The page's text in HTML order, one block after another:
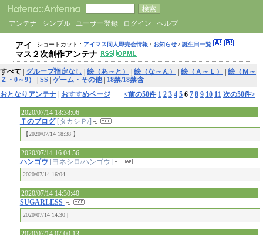
アンテナ シンプル ユーザー登録 ログイン ヘルプ
ショートカット : アイマス同人即売会情報 / お知らせ / 誕生日一覧
アイ
マス２次創作アンテナ
すべて グループ指定なし 絵（あ～と） 絵（な～ん） 絵（Ａ～Ｌ）
絵（Ｍ～
Ｚ・0～9）
SS ゲーム・その他| 18禁/18禁含
<前の50件 1 2 3 4 5 6 7 8 9 10 11 次の50件>
おとなりアンテナ おすすめページ
2020/07/14 18:38:06
Ｔのブログ [タカシＰ/]
【2020/07/14 18:38 】
2020/07/14 16:04:56
ハンゴウ [ヨネシロ/ハンゴウ]
2020/07/14 16:04
2020/07/14 14:30:40
SUGARLESS
2020/07/14 14:30 |